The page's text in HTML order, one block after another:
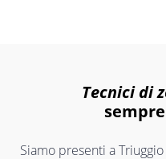
Tecnici di
Siamo presenti a